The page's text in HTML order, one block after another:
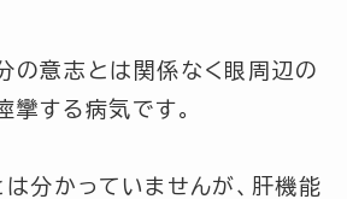
の意志とは関係なく眼周辺の
する病気です。
は分かっていませんが、肝機能